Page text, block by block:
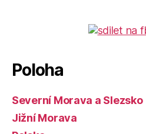
Poloha
Severní Morava a Slezsko
Jižní Morava